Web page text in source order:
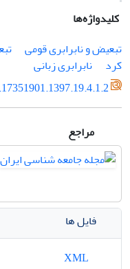
کلیدواژه‌ها
تبعیض و نابرابری قومی
کرد
نابرابری زبانی
مراجع
فایل ها